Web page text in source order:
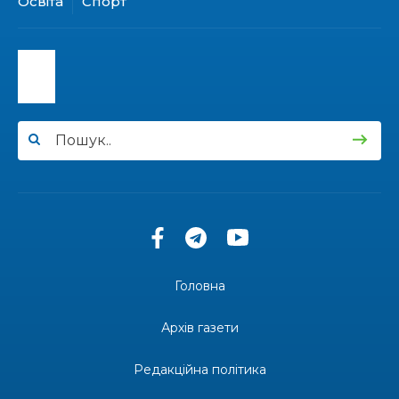
02 лип
12:00
11:34
Частина ВПО більше не отримає житловий
Бахмутська молодь досліджує Полтаву
Солдат Ігор Ігорович Кравець, позивний
держава досі провалює
Головна
Архів газети
Редакційна політика